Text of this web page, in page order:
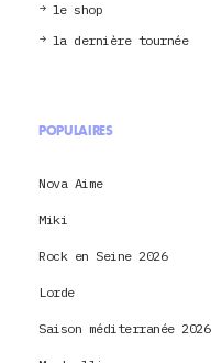
le shop
la dernière tournée
POPULAIRES
Nova Aime
Miki
Rock en Seine 2026
Lorde
Saison méditerranée 2026